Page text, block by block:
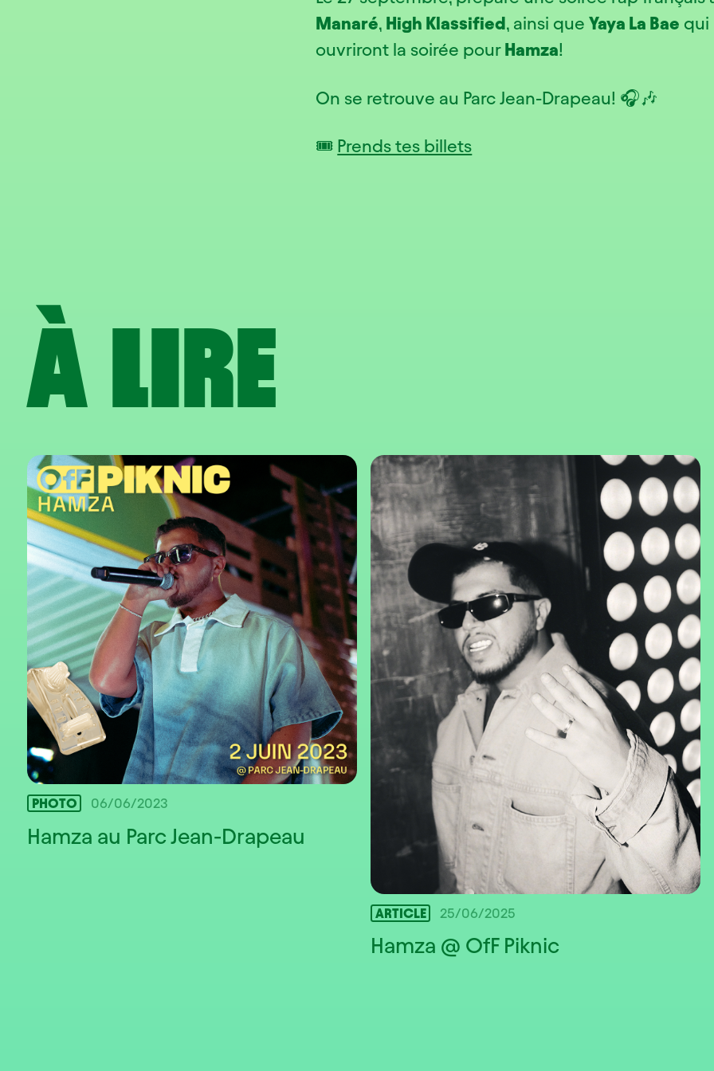
Manaré, High Klassified, ainsi queYaya La Bae qui
ouvriront la soirée pour Hamza!
On se retrouve au Parc Jean-Drapeau! 🎧🎶
🎟️ Prends tes billets
À LIRE
PHOTO 06/06/2023
Hamza au Parc Jean-Drapeau
ARTICLE 25/06/2025
Hamza @ OfF Piknic